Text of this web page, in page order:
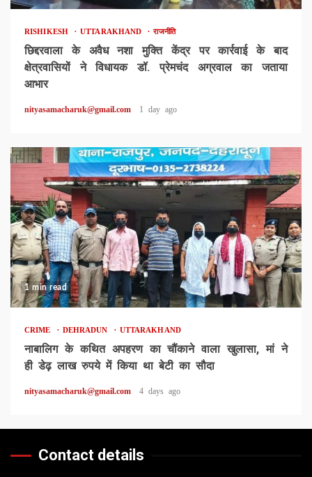
RISHIKESH UTTARAKHAND राजनीति
छिद्दरवाला के अवैध नशा मुक्ति केंद्र पर कार्रवाई के बाद
क्षेत्रवासियों ने विधायक डॉ. प्रेमचंद अग्रवाल का जताया
आभार
nityasamacharuk@gmail.com 1 day ago
1 min read
CRIME DEHRADUN UTTARAKHAND
नाबालिग के कथित अपहरण का चौंकाने वाला खुलासा, मां ने
ही डेढ़ लाख रुपये में किया था बेटी का सौदा
nityasamacharuk@gmail.com 4 days ago
Contact details